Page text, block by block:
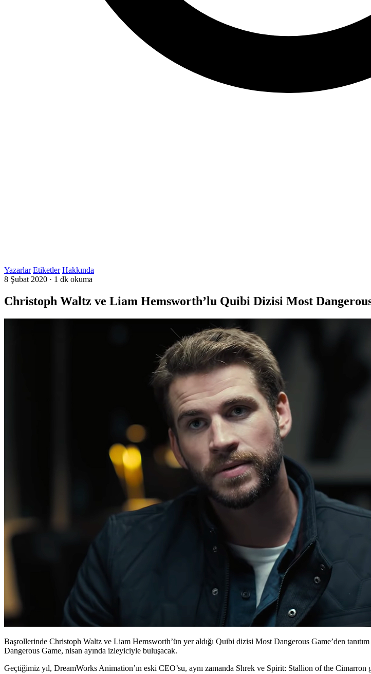
Yazarlar Etiketler Hakkında
8 Şubat 2020 · 1 dk okuma
Christoph Waltz ve Liam Hemsworth’lu Quibi Dizisi Most Dangerous
Başrollerinde Christoph Waltz ve Liam Hemsworth’ün yer aldığı Quibi dizisi Most Dangerous Game’den
Dangerous Game, nisan ayında izleyiciyle buluşacak.
Geçtiğimiz yıl, DreamWorks Animation’ın eski CEO’su, aynı zamanda Shrek ve Spirit: Stallion of the Cimarron